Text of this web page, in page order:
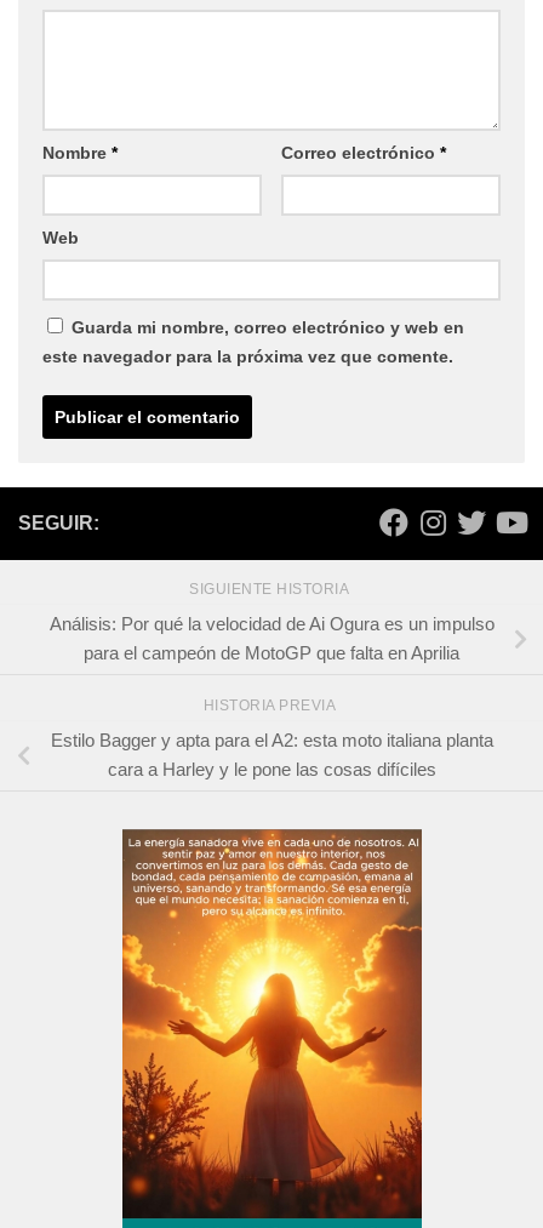
Nombre * Correo electrónico *
Web
Guarda mi nombre, correo electrónico y web en
este navegador para la próxima vez que comente.
SEGUIR:
SIGUIENTE HISTORIA
Análisis: Por qué la velocidad de Ai Ogura es un impulso
para el campeón de MotoGP que falta en Aprilia
HISTORIA PREVIA
Estilo Bagger y apta para el A2: esta moto italiana planta
cara a Harley y le pone las cosas difíciles